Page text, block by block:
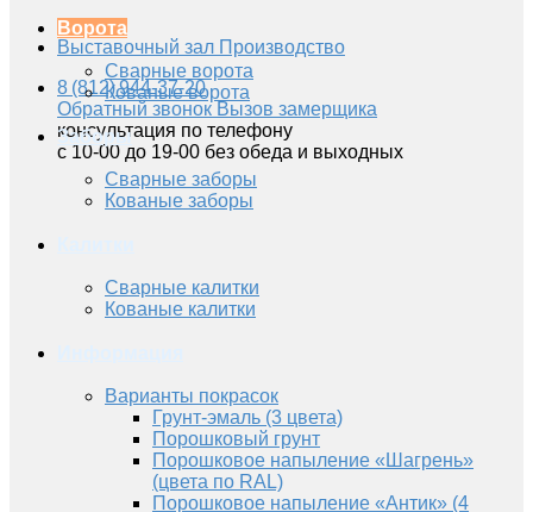
Выставочный зал Производство
8 (812) 944-37-20
Обратный звонок Вызов замерщика
консультация по телефону
с 10-00 до 19-00 без обеда и выходных
Ворота
Сварные ворота
Кованые ворота
Заборы
Сварные заборы
Кованые заборы
Сварные калитки
Кованые калитки
Варианты покрасок
Грунт-эмаль (3 цвета)
Порошковый грунт
Порошковое напыление «Шагрень»
(цвета по RAL)
Порошковое напыление «Антик» (4